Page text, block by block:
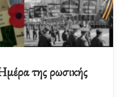
της ρωσικής